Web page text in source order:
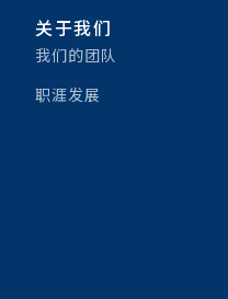
关于我们
我们的团队
职涯发展